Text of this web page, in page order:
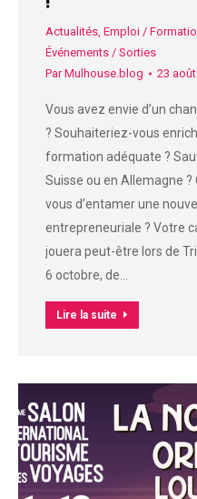
Actualités, Emploi /
Événements / Sorties
ParMulhouse.blog 23
Vous avez envie d’un
? Souhaiteriez-vous
formation adéquate ?
Suisse ou en Allemagne
vous d’entamer une
entrepreneuriale ? Votre
jouera peut-être lors de
6 octobre, de…
Lire la suite